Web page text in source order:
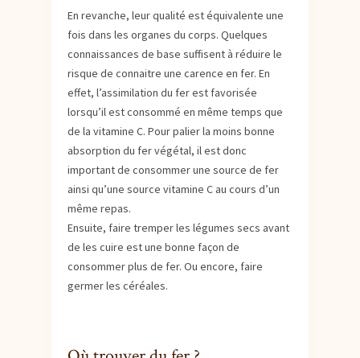
En revanche, leur qualité est équivalente une
fois dans les organes du corps. Quelques
connaissances de base suffisent à réduire le
risque de connaitre une carence en fer. En
effet, l’assimilation du fer est favorisée
lorsqu’il est consommé en même temps que
de la vitamine C. Pour palier la moins bonne
absorption du fer végétal, il est donc
important de consommer une source de fer
ainsi qu’une source vitamine C au cours d’un
même repas.
Ensuite, faire tremper les légumes secs avant
de les cuire est une bonne façon de
consommer plus de fer. Ou encore, faire
germer les céréales.